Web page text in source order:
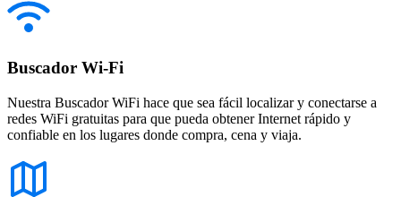
Buscador Wi-Fi
Nuestra Buscador WiFi hace que sea fácil localizar y conectarse a
redes WiFi gratuitas para que pueda obtener Internet rápido y
confiable en los lugares donde compra, cena y viaja.